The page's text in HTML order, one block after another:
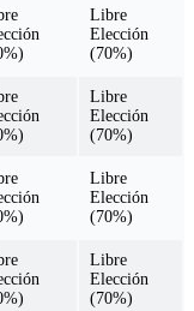
Libre
Elección
(70%)
Libre
Elección
(70%)
Libre
Elección
(70%)
Libre
Elección
(70%)